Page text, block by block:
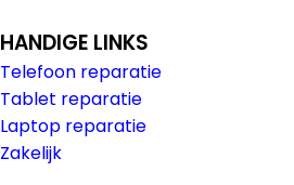
HANDIGE LINKS
Telefoon reparatie
Tablet reparatie
Laptop reparatie
Zakelijk